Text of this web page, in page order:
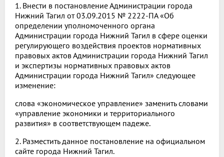
1. Внести в постановление Администрации города
Нижний Тагил от 03.09.2015 № 2222-ПА «Об
определении уполномоченного органа
Администрации города Нижний Тагил в сфере оценки
регулирующего воздействия проектов нормативных
правовых актов Администрации города Нижний Тагил
и экспертизы нормативных правовых актов
Администрации города Нижний Тагил» следующее
изменение:
слова «экономическое управление» заменить словами
«управление экономики и территориального
развития» в соответствующем падеже.
2. Разместить данное постановление на официальном
сайте города Нижний Тагил.